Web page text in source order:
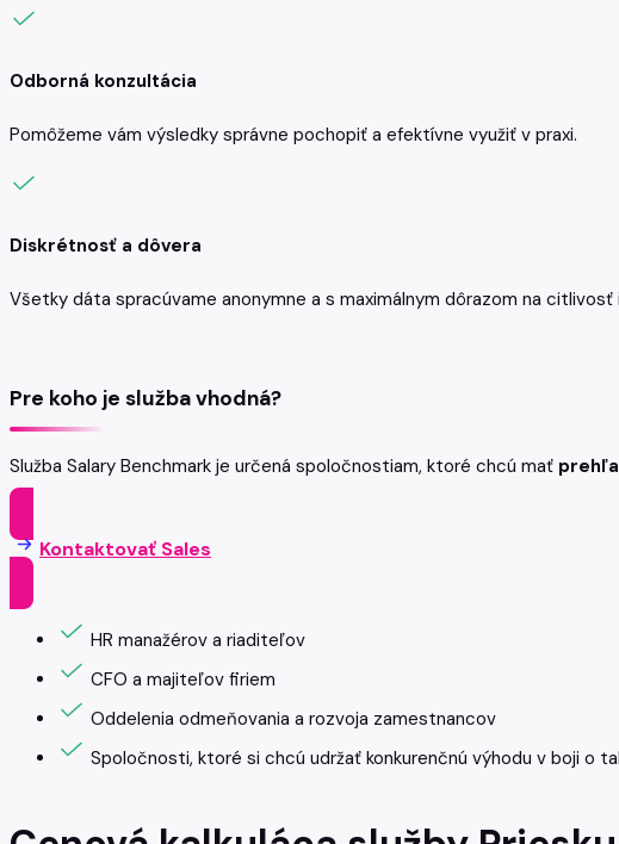
Odborná konzultácia
Pomôžeme vám výsledky správne pochopiť a efektívne využiť v praxi.
Diskrétnosť a dôvera
Všetky dáta spracúvame anonymne a s maximálnym dôrazom na citlivosť
Pre koho je služba vhodná?
Služba Salary Benchmark je určená spoločnostiam, ktoré chcú mať
Kontaktovať Sales
HR manažérov a riaditeľov
CFO a majiteľov firiem
Oddelenia odmeňovania a rozvoja zamestnancov
Spoločnosti, ktoré si chcú udržať konkurenčnú výhodu v boji o